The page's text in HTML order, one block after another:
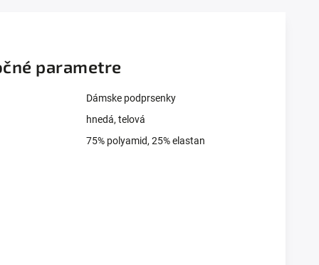
parametre
Dámske podprsenky
hnedá, telová
75% polyamid, 25% elastan